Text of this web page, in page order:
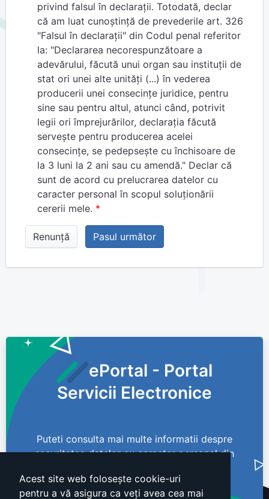
Acest site web folosește cookie-uri
pentru a vă asigura ca veți avea cea mai
privind falsul în declaraţii. Totodată, declar
că am luat cunoştinţă de prevederile art. 326
"Falsul în declaraţii" din Codul penal referitor
la: "Declararea necorespunzătoare a
adevărului, făcută unui organ sau instituţii de
stat ori unei alte unităţi (...) în vederea
producerii unei consecinţe juridice, pentru
sine sau pentru altul, atunci când, potrivit
legii ori împrejurărilor, declaraţia făcută
serveşte pentru producerea acelei
consecinţe, se pedepseşte cu închisoare de
la 3 luni la 2 ani sau cu amendă." Declar că
sunt de acord cu prelucrarea datelor cu
caracter personal în scopul soluționării
cererii mele.
Renunță Pasul următor
ePortal - Portal
Servicii Electronice
Puteti consulta mai multe informatii despre
securitatea datelor cu caracter personal din